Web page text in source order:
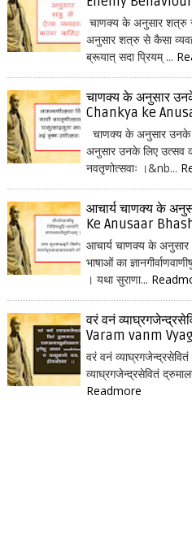
चाणक्य के अनुसार शत्रु
अनुसार शत्रु से कैसा
ब्रूयात् सदा प्रियम् ...
चाणक्य के अनुसार उनके
Chankya ke
चाणक्य के अनुसार उनके
अनुसार उनके लिए उत्सव
नवतृणोत्सवाः ।&nb...
आचार्य चाणक्य के
Ke Anusaar
आचार्य चाणक्य के अनुसार
भाषाओं का
। यथा सुराणा...
वरं वनं
Varam vanm
वरं वनं व्याघ्रगजेन्द्रसेवितं
व्याघ्रगजेन्द्रसेवितं
Readmore